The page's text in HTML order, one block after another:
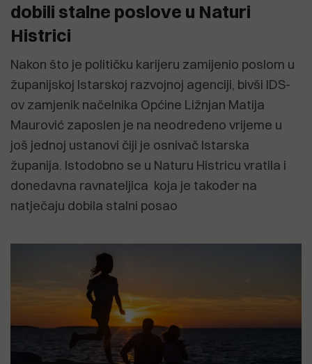
dobili stalne poslove u Naturi
Histrici
Nakon što je političku karijeru zamijenio poslom u
županijskoj Istarskoj razvojnoj agenciji, bivši IDS-
ov zamjenik načelnika Općine Ližnjan Matija
Maurović zaposlen je na neodređeno vrijeme u
još jednoj ustanovi čiji je osnivač Istarska
županija. Istodobno se u Naturu Histricu vratila i
donedavna ravnateljica koja je također na
natječaju dobila stalni posao